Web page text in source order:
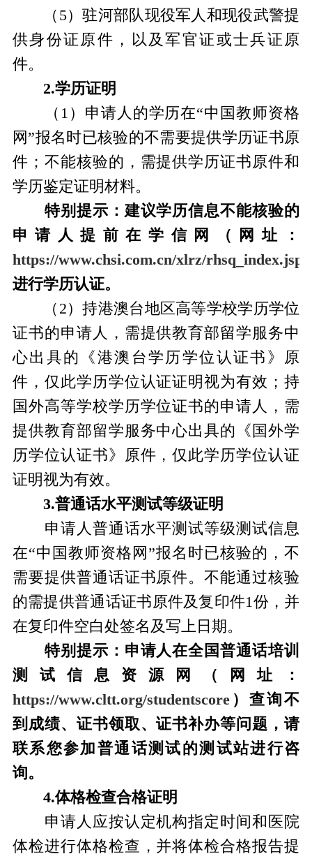
（5）驻河部队现役军人和现役武警提
供身份证原件，以及军官证或士兵证原
件。
2.学历证明
（1）申请人的学历在“中国教师资格
网”报名时已核验的不需要提供学历证书原
件；不能核验的，需提供学历证书原件和
学历鉴定证明材料。
特别提示：建议学历信息不能核验的
申请人提前在学信网（网址：
https://www.chsi.com.cn/xlrz/rhsq_index.jsp
进行学历认证。
（2）持港澳台地区高等学校学历学位
证书的申请人，需提供教育部留学服务中
心出具的《港澳台学历学位认证书》原
件，仅此学历学位认证证明视为有效；持
国外高等学校学历学位证书的申请人，需
提供教育部留学服务中心出具的《国外学
历学位认证书》原件，仅此学历学位认证
证明视为有效。
3.普通话水平测试等级证明
申请人普通话水平测试等级测试信息
在“中国教师资格网”报名时已核验的，不
需要提供普通话证书原件。不能通过核验
的需提供普通话证书原件及复印件1份，并
在复印件空白处签名及写上日期。
特别提示：申请人在全国普通话培训
测试信息资源网（网址：
https://www.cltt.org/studentscore）查询不
到成绩、证书领取、证书补办等问题，请
联系您参加普通话测试的测试站进行咨
询。
4.体格检查合格证明
申请人应按认定机构指定时间和医院
体检进行体格检查，并将体检合格报告提